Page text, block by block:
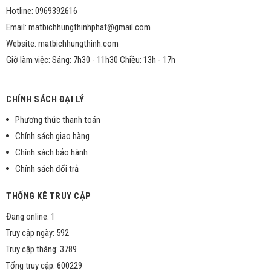
Hotline: 0969392616
Email: matbichhungthinhphat@gmail.com
Website: matbichhungthinh.com
Giờ làm việc: Sáng: 7h30 - 11h30 Chiều: 13h - 17h
CHÍNH SÁCH ĐẠI LÝ
Phương thức thanh toán
Chính sách giao hàng
Chính sách bảo hành
Chính sách đổi trả
THỐNG KÊ TRUY CẬP
Đang online: 1
Truy cập ngày: 592
Truy cập tháng: 3789
Tổng truy cập: 600229